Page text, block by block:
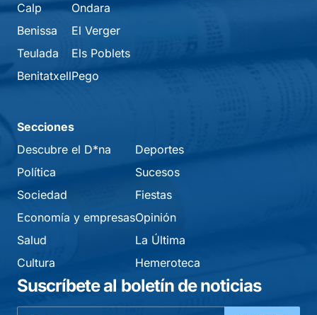
Calp
Benissa
Teulada
Benitatxell
Ondara
El Verger
Els Poblets
Pego
Secciones
Descubre el D*na
Política
Sociedad
Economía y empresas
Salud
Cultura
Deportes
Sucesos
Fiestas
Opinión
La Última
Hemeroteca
Suscríbete al boletín de noticias